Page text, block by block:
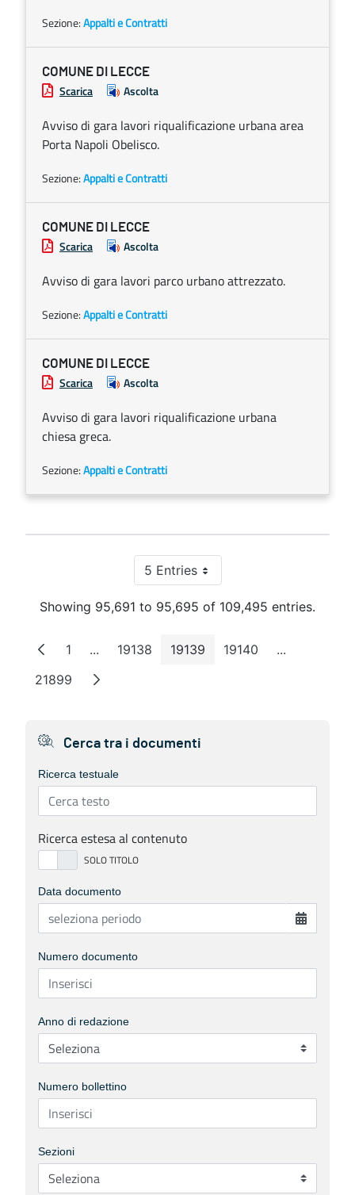
Sezione:Appalti e Contratti
COMUNE DI LECCE
Scarica Ascolta
Avviso di gara lavori riqualificazione urbana area
Porta Napoli Obelisco.
Sezione:Appalti e Contratti
COMUNE DI LECCE
Scarica Ascolta
Avviso di gara lavori parco urbano attrezzato.
Sezione:Appalti e Contratti
COMUNE DI LECCE
Scarica Ascolta
Avviso di gara lavori riqualificazione urbana
chiesa greca.
Sezione:Appalti e Contratti
5 EntriesPer Page
Showing 95,691 to 95,695 of 109,495 entries.
Page
1 ...Intermediate Pages
Page
19138 Page
19139 Page
19140 ...
Page
21899
Cerca tra i documenti
Ricerca testuale
Ricerca estesa al contenuto
Data documento
Numero documento
Anno di redazione
Numero bollettino
Sezioni